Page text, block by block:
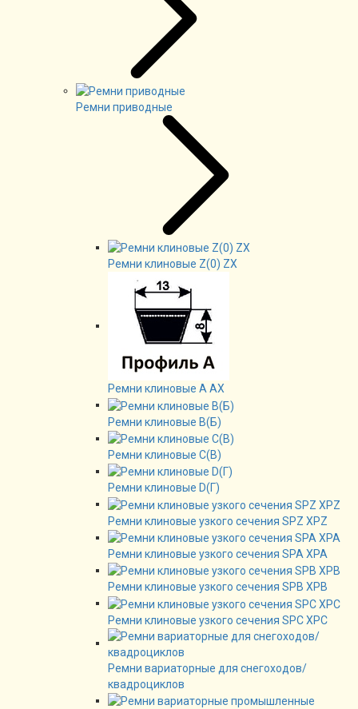
Ремни приводные
Ремни клиновые Z(0) ZX
Ремни клиновые А AX
Ремни клиновые В(Б)
Ремни клиновые C(B)
Ремни клиновые D(Г)
Ремни клиновые узкого сечения SPZ XPZ
Ремни клиновые узкого сечения SPA XPA
Ремни клиновые узкого сечения SPB XPB
Ремни клиновые узкого сечения SPC XPC
Ремни вариаторные для снегоходов/
квадроциклов